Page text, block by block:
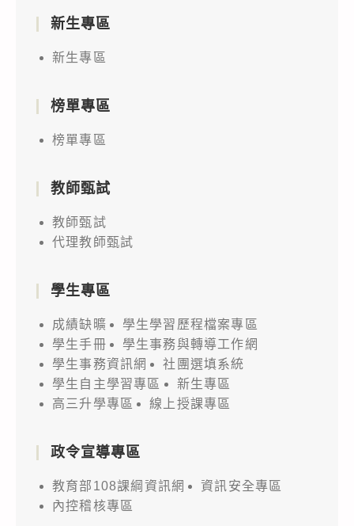
新生專區
新生專區
榜單專區
榜單專區
教師甄試
教師甄試
代理教師甄試
學生專區
成績缺曠
學生學習歷程檔案專區
學生手冊
學生事務與轉導工作網
學生事務資訊網
社團選填系統
學生自主學習專區
新生專區
高三升學專區
線上授課專區
政令宣導專區
教育部108課綱資訊網
資訊安全專區
內控稽核專區